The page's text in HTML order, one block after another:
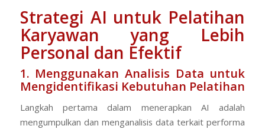
Strategi AI untuk Pelatihan
Karyawan yang Lebih
Personal dan Efektif
1. Menggunakan Analisis Data untuk
Mengidentifikasi Kebutuhan Pelatihan
Langkah pertama dalam menerapkan AI adalah
mengumpulkan dan menganalisis data terkait performa